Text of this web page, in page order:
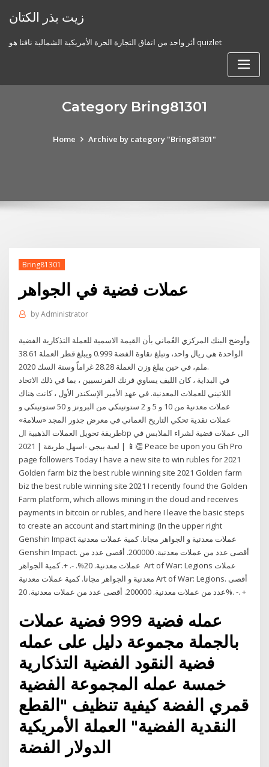
زيت بذر الكتان
أثر واحد من اتفاق التجارة الحرة الأمريكية الشمالية نافتا هو quizlet
Category Bring81301
Home Archive by category "Bring81301"
Bring81301
عملات فضية في الجواهر
byAdministrator
وأوضح البنك المركزي العُماني بأن القيمة الاسمية للعملة التذكارية الفضية
الواحدة هي ريال واحد، وتبلغ نقاوة الفضة 0.999 ويبلغ قطر العملة 38.61
ملم، في حين يبلغ وزن العملة 28.28 غراماً وسنة السك 2020.
في البداية ، كان الليف يساوي فرنك الفرنسيين ، بما في ذلك الاتحاد
اللاتيني للعملات المعدنية. في عهد الأمير الإسكندر الأول ، كانت هناك
عملات معدنية من 10 و 5 و 2 ستوتينكي من البرونز و 50 ستوتينكي و
عملات نقدية تحكي التاريخ العماني في معرض جذور المجد «سلامة»
طريقة تحويل العملات الذهبية الbp الى عملات فضية لشراء الملابس في
لعبة ببجي -اسهل طريقة | 2021 | 📱👏 Peace be upon you Gh Pro
page followers Today I have a new site to win rubles for 2021
Golden farm biz the best ruble winning site 2021 Golden farm
biz the best ruble winning site 2021 I recently found the Golden
Farm platform, which allows mining in the cloud and receives
payments in bitcoin or rubles, and here I leave the basic steps
to create an account and start mining: (In the upper right
Genshin Impact عملات معدنية و الجواهر مجانا. كمية عملات معدنية
Genshin Impact. أقصى عدد من عملات معدنية. 200000. أقصى عدد من
عملات معدنية. 20%. -. +. كمية الجواهر Art of War: Legions عملات
معدنية و الجواهر مجانا. كمية عملات معدنية Art of War: Legions. أقصى
عدد من عملات معدنية. 200000. أقصى عدد من عملات معدنية. 20%. -. +
عمله فضية 999 فضية عملات
بالجملة مجموعة دليل على عمله
فضية النقود الفضية التذكارية
خمسة عمله المجموعة الفضية
قمري الفضة كيفية تنظيف "القطع
النقدية الفضية" العملة الأمريكية
الدولار الفضة